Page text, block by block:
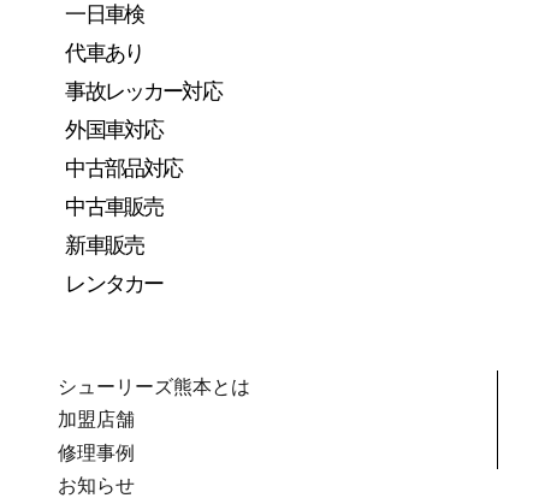
一日車検
代車あり
事故レッカー対応
外国車対応
中古部品対応
中古車販売
新車販売
レンタカー
シューリーズ熊本とは
加盟店舗
修理事例
お知らせ